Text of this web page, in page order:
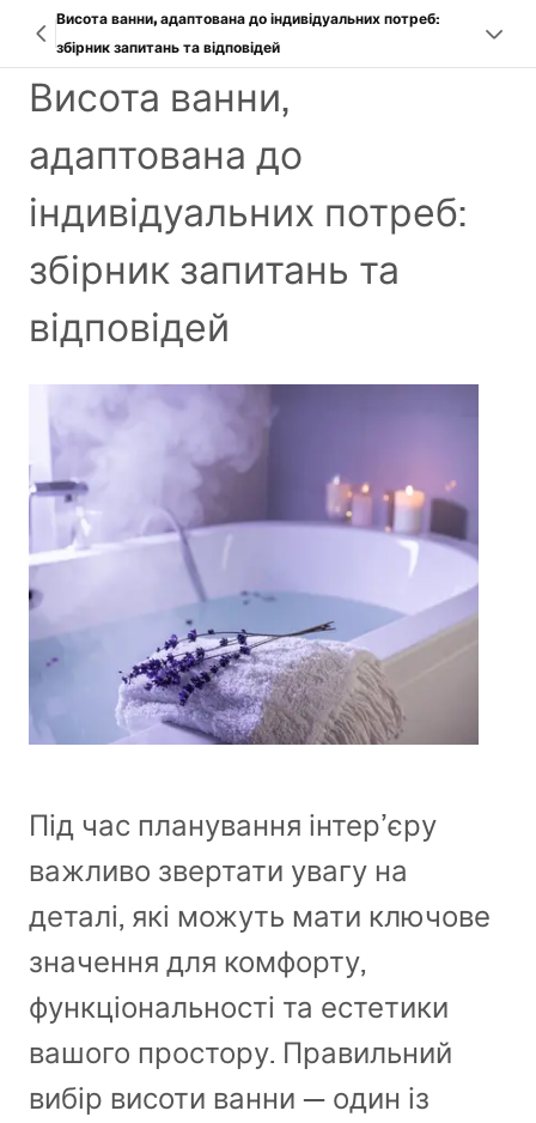
Висота ванни, адаптована до індивідуальних потреб:
збірник запитань та відповідей
Висота ванни,
адаптована до
індивідуальних потреб:
збірник запитань та
відповідей
Під час планування інтер’єру
важливо звертати увагу на
деталі, які можуть мати ключове
значення для комфорту,
функціональності та естетики
вашого простору. Правильний
вибір висоти ванни — один із